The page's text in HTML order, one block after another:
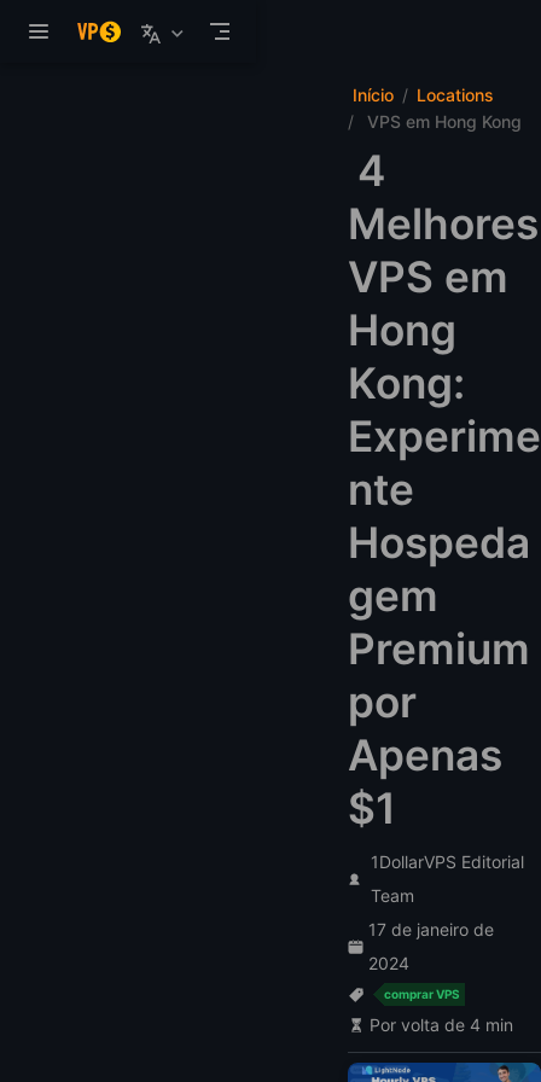
Início
Locations
VPS em Hong Kong
4
Melhores
VPS em
Hong
Kong:
Experime
nte
Hospeda
gem
Premium
por
Apenas
$1
1DollarVPS Editorial
Team
17 de janeiro de
2024
comprar VPS
Por volta de 4 min